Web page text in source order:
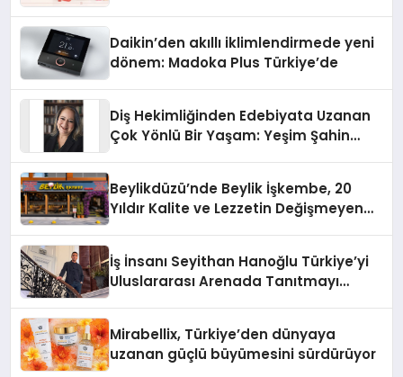
Daikin’den akıllı iklimlendirmede yeni
dönem: Madoka Plus Türkiye’de
Diş Hekimliğinden Edebiyata Uzanan
Çok Yönlü Bir Yaşam: Yeşim Şahin
Beylikdüzü’nde Beylik İşkembe, 20
Yıldır Kalite ve Lezzetin Değişmeyen
İş İnsanı Seyithan Hanoğlu Türkiye’yi
Uluslararası Arenada Tanıtmayı
Mirabellix, Türkiye’den dünyaya
uzanan güçlü büyümesini sürdürüyor